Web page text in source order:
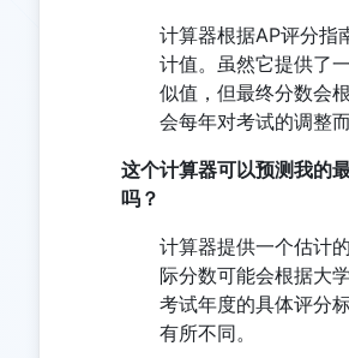
计算器根据AP评分指
计值。虽然它提供了
似值，但最终分数会
会每年对考试的调整
这个计算器可以预测我的
吗？
计算器提供一个估计
际分数可能会根据大
考试年度的具体评分
有所不同。